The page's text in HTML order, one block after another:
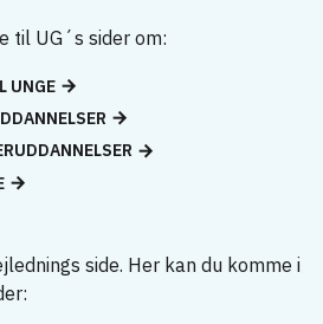
til UG´s sider om:
UNGE
side. Her kan du komme i